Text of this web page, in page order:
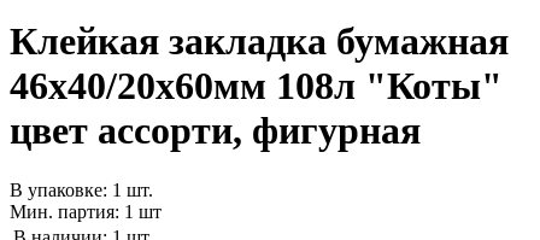
Клейкая закладка бумажная
46х40/20х60мм 108л "Коты"
цвет ассорти, фигурная
В упаковке: 1 шт.
Мин. партия: 1 шт